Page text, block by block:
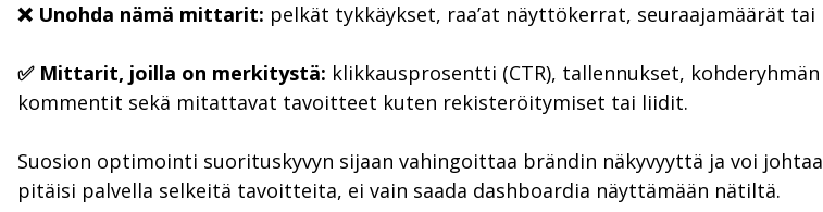
❌ Unohda nämä mittarit: pelkät tykkäykset, raa’at näyttökerrat, seuraajamäärät
✅ Mittarit, joilla on merkitystä: klikkausprosentti (CTR), tallennukset,
kommentit sekä mitattavat tavoitteet kuten rekisteröitymiset tai liidit.
Suosion optimointi suorituskyvyn sijaan vahingoittaa brändin näkyvyyttä ja voi
pitäisi palvella selkeitä tavoitteita, ei vain saada dashboardia näyttämään nätiltä.